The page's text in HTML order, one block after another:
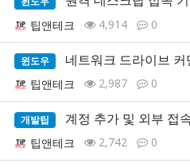
팁앤테크 4,914 0
윈도우 네트워크 드라이브
팁앤테크 2,987 0
개발팁 계정 추가 및 외부 접
팁앤테크 2,742 0